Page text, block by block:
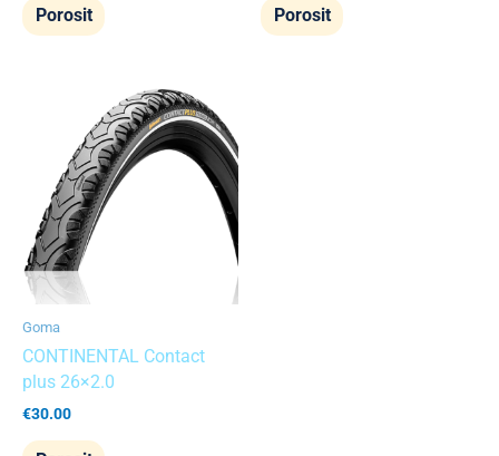
Porosit Porosit
Goma
CONTINENTAL Contact
plus 26×2.0
€30.00